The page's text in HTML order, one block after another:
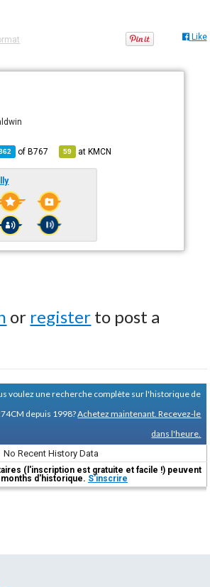
Like
ofB767 59 atKMCN
or register to post a
voulez une recherche complète sur l'historique de
depuis 1998?Achetez maintenant. Recevez-le
dans l'heure.
No Recent History Data
(l'inscription est gratuite et facile !) peuvent
d'historique. S'inscrire